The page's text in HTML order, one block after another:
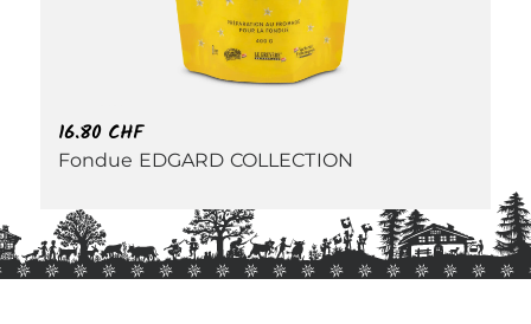
16.80 CHF
Fondue EDGARD COLLECTION